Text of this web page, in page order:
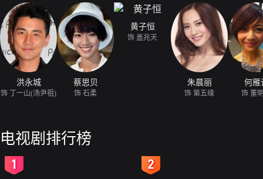
洪永城
饰 丁一山(汤尹祖)
蔡思贝
饰 石柔
黄子恒
饰 盖兆天
朱晨丽
饰 第五缘
何雁
饰 董
电视剧排行榜